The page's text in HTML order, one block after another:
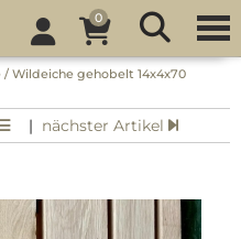
0
/ Wildeiche gehobelt 14x4x70
| nächster Artikel